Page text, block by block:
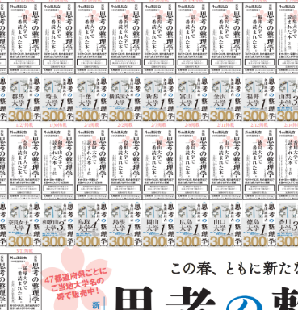
介されました。「ご当地大学名の帯で売上13倍
れました。「【ビルボード】外山滋比古『思考の整
した。「300万部突破「思考の整理学」 メガヒッ
されました。「ＡＩ時代の若者にも響く？ロングセ
で紹介されました。「外山滋比古『思考の整理学
。